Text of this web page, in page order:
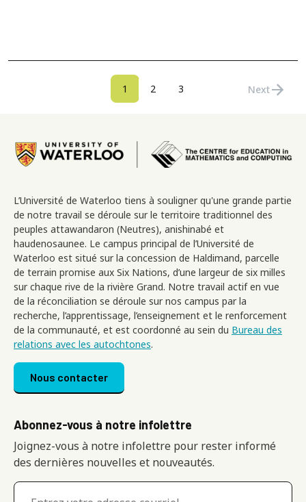
Current page
1 Page
2 Page
3
Next page
Nextarrow_forward
Image
L’Université de Waterloo tiens à souligner qu'une grande partie
de notre travail se déroule sur le territoire traditionnel des
peuples attawandaron (Neutres), anishinabé et
haudenosaunee. Le campus principal de l’Université de
Waterloo est situé sur la concession de Haldimand, parcelle
de terrain promise aux Six Nations, d’une largeur de six milles
sur chaque rive de la rivière Grand. Notre travail actif en vue
de la réconciliation se déroule sur nos campus par la
recherche, l’apprentissage, l’enseignement et le renforcement
de la communauté, et est coordonné au sein du Bureau des
relations avec les autochtones.
Footer menu
Nous contacter
Abonnez-vous à notre infolettre
Joignez-vous à notre infolettre pour rester informé
des dernières nouvelles et nouveautés.